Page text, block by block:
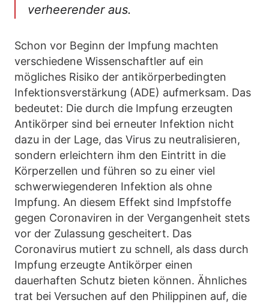
verheerender aus.
Schon vor Beginn der Impfung machten
verschiedene Wissenschaftler auf ein
mögliches Risiko der antikörperbedingten
Infektionsverstärkung (ADE) aufmerksam. Das
bedeutet: Die durch die Impfung erzeugten
Antikörper sind bei erneuter Infektion nicht
dazu in der Lage, das Virus zu neutralisieren,
sondern erleichtern ihm den Eintritt in die
Körperzellen und führen so zu einer viel
schwerwiegenderen Infektion als ohne
Impfung. An diesem Effekt sind Impfstoffe
gegen Coronaviren in der Vergangenheit stets
vor der Zulassung gescheitert. Das
Coronavirus mutiert zu schnell, als dass durch
Impfung erzeugte Antikörper einen
dauerhaften Schutz bieten können. Ähnliches
trat bei Versuchen auf den Philippinen auf, die